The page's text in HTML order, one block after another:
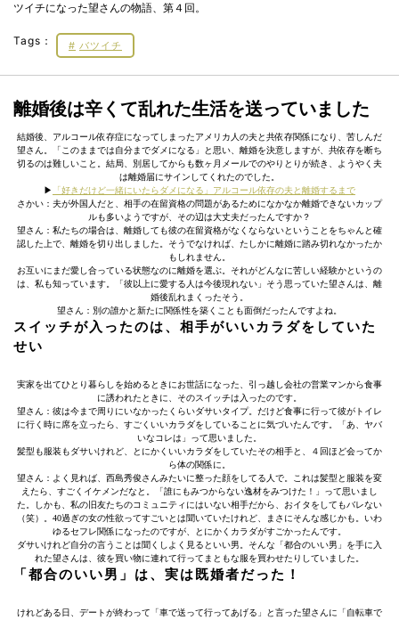
ツイチになった望さんの物語、第４回。
Tags： バツイチ
離婚後は辛くて乱れた生活を送っていました
結婚後、アルコール依存症になってしまったアメリカ人の夫と共依存関係になり、苦しんだ
望さん。「このままでは自分までダメになる」と思い、離婚を決意しますが、共依存を断ち
切るのは難しいこと。結局、別居してからも数ヶ月メールでのやりとりが続き、ようやく夫
は離婚届にサインしてくれたのでした。
▶︎
「好きだけど一緒にいたらダメになる」アルコール依存の夫と離婚するまで
さかい：夫が外国人だと、相手の在留資格の問題があるためになかなか離婚できないカップ
ルも多いようですが、その辺は大丈夫だったんですか？
望さん：私たちの場合は、離婚しても彼の在留資格がなくならないということをちゃんと確
認した上で、離婚を切り出しました。そうでなければ、たしかに離婚に踏み切れなかったか
もしれません。
お互いにまだ愛し合っている状態なのに離婚を選ぶ。それがどんなに苦しい経験かというの
は、私も知っています。「彼以上に愛する人は今後現れない」そう思っていた望さんは、離
婚後乱れまくったそう。
望さん：別の誰かと新たに関係性を築くことも面倒だったんですよね。
スイッチが入ったのは、相手がいいカラダをしていた
せい
実家を出てひとり暮らしを始めるときにお世話になった、引っ越し会社の営業マンから食事
に誘われたときに、そのスイッチは入ったのです。
望さん：彼は今まで周りにいなかったくらいダサいタイプ。だけど食事に行って彼がトイレ
に行く時に席を立ったら、すごくいいカラダをしていることに気づいたんです。「あ、ヤバ
いなコレは」って思いました。
髪型も服装もダサいけれど、とにかくいいカラダをしていたその相手と、４回ほど会ってか
ら体の関係に。
望さん：よく見れば、西島秀俊さんみたいに整った顔をしてる人で。これは髪型と服装を変
えたら、すごくイケメンだなと。「誰にもみつからない逸材をみつけた！」って思いまし
た。しかも、私の旧友たちのコミュニティにはいない相手だから、おイタをしてもバレない
（笑）。40過ぎの女の性欲ってすごいとは聞いていたけれど、まさにそんな感じかも。いわ
ゆるセフレ関係になったのですが、とにかくカラダがすごかったんです。
ダサいけれど自分の言うことは聞くしよく見るといい男。そんな「都合のいい男」を手に入
れた望さんは、彼を買い物に連れて行ってまともな服を買わせたりしていました。
「都合のいい男」は、実は既婚者だった！
けれどある日、デートが終わって「車で送って行ってあげる」と言った望さんに「自転車で